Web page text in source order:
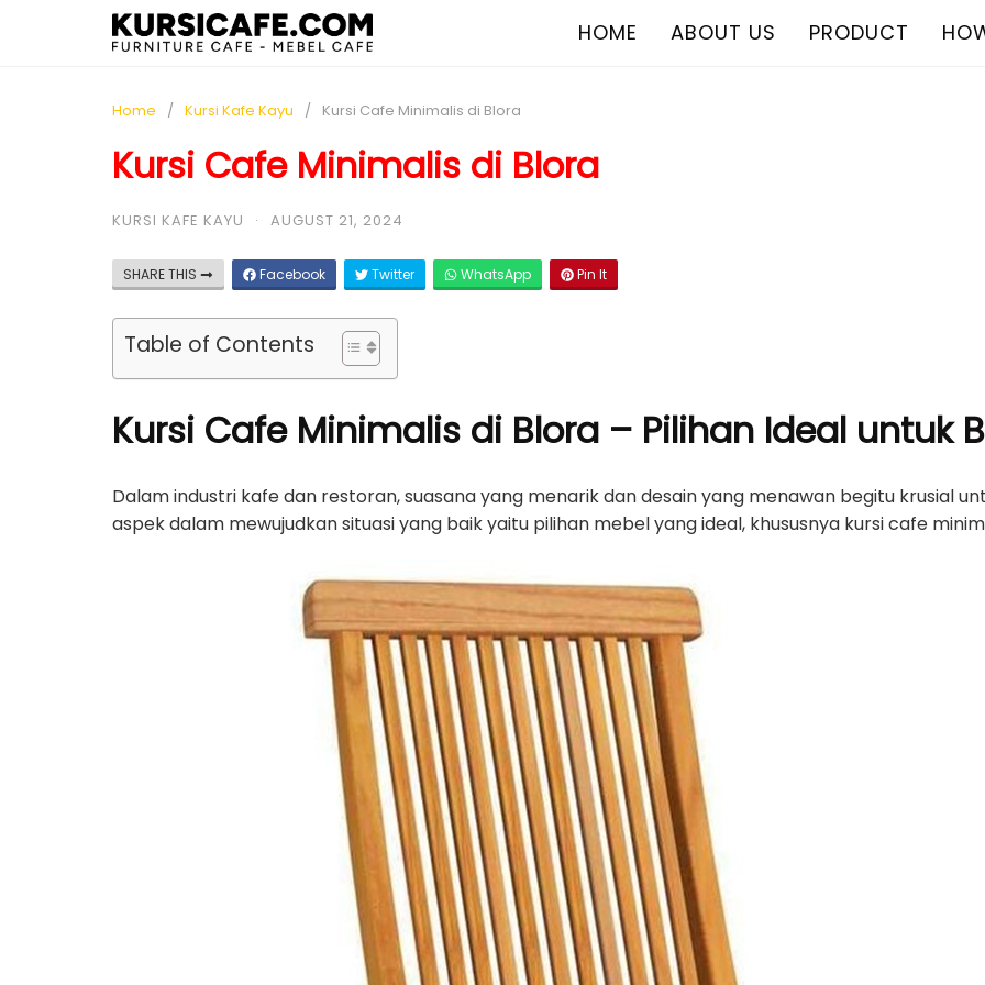
HOME ABOUT US PRODUCT
Home Kursi Kafe Kayu Kursi Cafe Minimalis di Blora
Kursi Cafe Minimalis di Blora
KURSI KAFE KAYU · AUGUST 21, 2024
SHARE THIS Facebook Twitter WhatsApp Pin It
Table of Contents
Kursi Cafe Minimalis di Blora – Pilihan Ideal untuk
Dalam industri kafe dan restoran, suasana yang menarik dan desain yang menawan begitu krusial
aspek dalam mewujudkan situasi yang baik yaitu pilihan mebel yang ideal, khususnya kursi cafe